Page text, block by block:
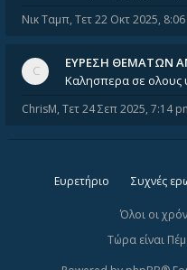
Νικ Ταμπ, Τετ 22 Οκτ 2025,
ΕΥΡΕΣΗ ΘΕΜΑΤΩΝ
ChrisM, Τετ 24 Σεπ 2025, 7:14
Ευρετήριο Συχνές
Όλοι οι
Τώρα είναι